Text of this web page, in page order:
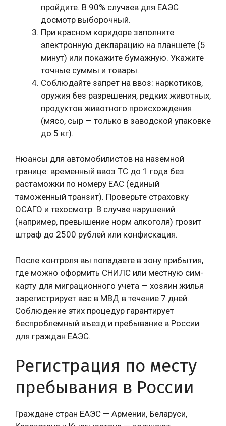
пройдите. В 90% случаев для ЕАЭС
досмотр выборочный.
При красном коридоре заполните
электронную декларацию на планшете (5
минут) или покажите бумажную. Укажите
точные суммы и товары.
Соблюдайте запрет на ввоз: наркотиков,
оружия без разрешения, редких животных,
продуктов животного происхождения
(мясо, сыр — только в заводской упаковке
до 5 кг).
Нюансы для автомобилистов на наземной
границе: временный ввоз ТС до 1 года без
растаможки по номеру ЕАС (единый
таможенный транзит). Проверьте страховку
ОСАГО и техосмотр. В случае нарушений
(например, превышение норм алкоголя) грозит
штраф до 2500 рублей или конфискация.
После контроля вы попадаете в зону прибытия,
где можно оформить СНИЛС или местную сим-
карту для миграционного учета — хозяин жилья
зарегистрирует вас в МВД в течение 7 дней.
Соблюдение этих процедур гарантирует
беспроблемный въезд и пребывание в России
для граждан ЕАЭС.
Регистрация по месту
пребывания в России
Граждане стран ЕАЭС — Армении, Беларуси,